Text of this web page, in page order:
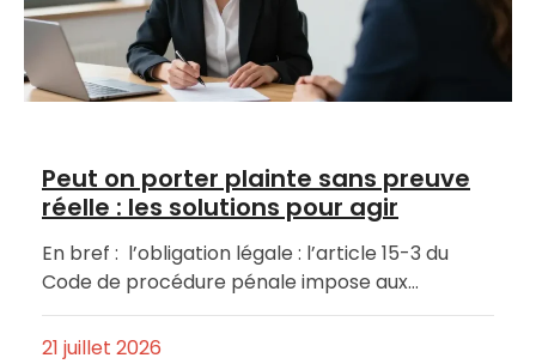
Peut on porter plainte sans preuve
réelle : les solutions pour agir
En bref : l’obligation légale : l’article 15-3 du
Code de procédure pénale impose aux…
21 juillet 2026